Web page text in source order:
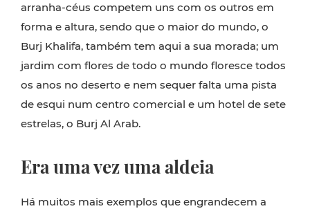
arranha-céus competem uns com os outros em
forma e altura, sendo que o maior do mundo, o
Burj Khalifa, também tem aqui a sua morada; um
jardim com flores de todo o mundo floresce todos
os anos no deserto e nem sequer falta uma pista
de esqui num centro comercial e um hotel de sete
estrelas, o Burj Al Arab.
Era uma vez uma aldeia
Há muitos mais exemplos que engrandecem a